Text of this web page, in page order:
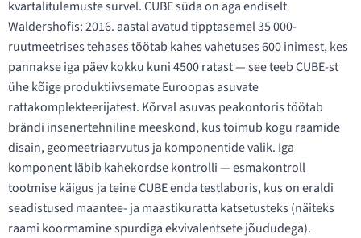
kvartalitulemuste survel. CUBE süda on aga endiselt
Waldershofis: 2016. aastal avatud tipptasemel 35 000-
ruutmeetrises tehases töötab kahes vahetuses 600 inimest, kes
pannakse iga päev kokku kuni 4500 ratast — see teeb CUBE-st
ühe kõige produktiivsemate Euroopas asuvate
rattakomplekteerijatest. Kõrval asuvas peakontoris töötab
brändi insenertehniline meeskond, kus toimub kogu raamide
disain, geomeetriaarvutus ja komponentide valik. Iga
komponent läbib kahekordse kontrolli — esmakontroll
tootmise käigus ja teine CUBE enda testlaboris, kus on eraldi
seadistused maantee- ja maastikuratta katsetusteks (näiteks
raami koormamine spurdiga ekvivalentsete jõududega).